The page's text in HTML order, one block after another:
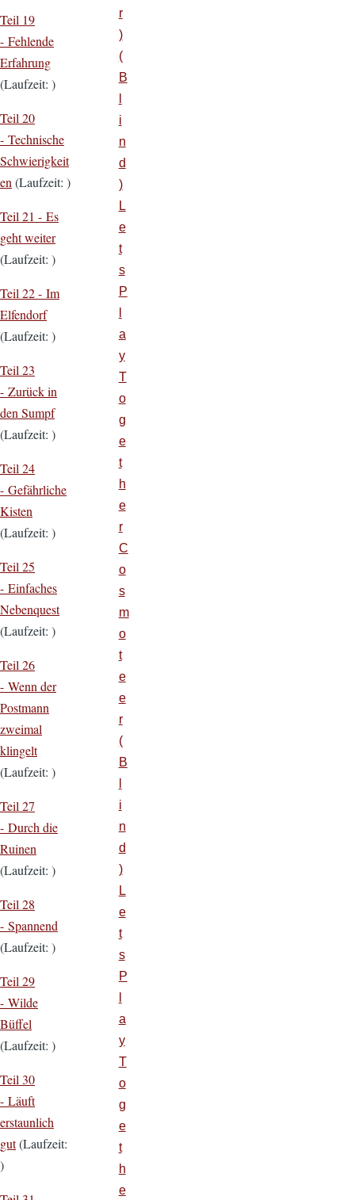
Teil 19
- Fehlende
Erfahrung
(Laufzeit: )
Teil 20
- Technische
Schwierigkeit
en(Laufzeit: )
Teil 21 - Es
geht weiter
(Laufzeit: )
Teil 22 - Im
Elfendorf
(Laufzeit: )
Teil 23
- Zurück in
den Sumpf
(Laufzeit: )
Teil 24
- Gefährliche
Kisten
(Laufzeit: )
Teil 25
- Einfaches
Nebenquest
(Laufzeit: )
Teil 26
- Wenn der
Postmann
zweimal
klingelt
(Laufzeit: )
Teil 27
- Durch die
Ruinen
(Laufzeit: )
Teil 28
- Spannend
(Laufzeit: )
Teil 29
- Wilde
Büffel
(Laufzeit: )
Teil 30
- Läuft
erstaunlich
gut(Laufzeit:
)
r
)
(
B
i
n
d
)
L
e
t
s
P
a
y
T
o
g
e
t
h
e
r
C
o
s
m
o
t
e
e
r
(
B
i
n
d
)
L
e
t
s
P
a
y
T
o
g
e
t
h
e